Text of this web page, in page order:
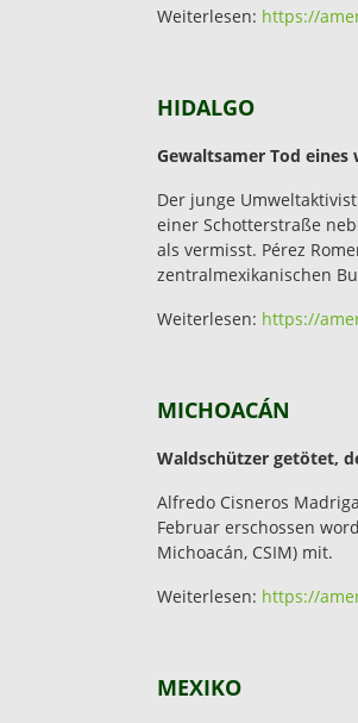
Weiterlesen: https://
HIDALGO
Gewaltsamer Tod
Der junge
einer Schotterstraße
als vermisst. Pérez
zentralmexikanischen
Weiterlesen: https://
MICHOACÁN
Waldschützer getötet,
Alfredo Cisneros
Februar erschossen
Michoacán, CSIM) mit.
Weiterlesen: https://
MEXIKO